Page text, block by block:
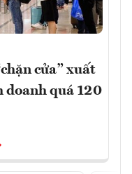
cửa” xuất
doanh quá 120